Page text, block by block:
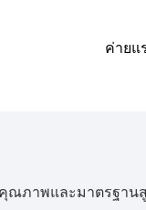
ค่ายแ
ณภาพและมาตรฐาน